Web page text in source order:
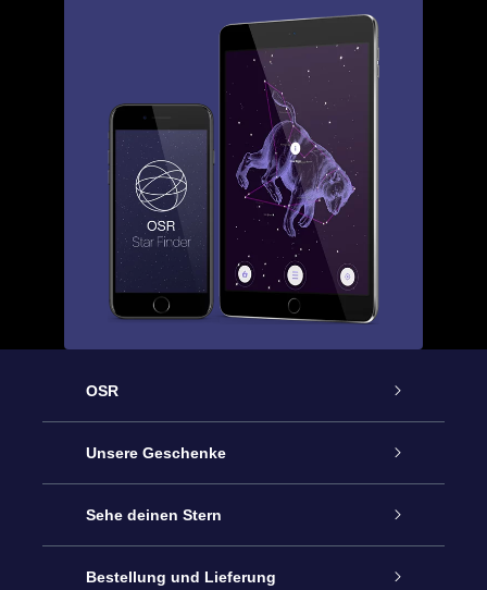
OSR
Service
Kontakt
Blog
Unsere Geschenke
Sterne schenken
OSR-Geschenkpaket
Sehe deinen Stern
Sternregister
Bestellung und Lieferung